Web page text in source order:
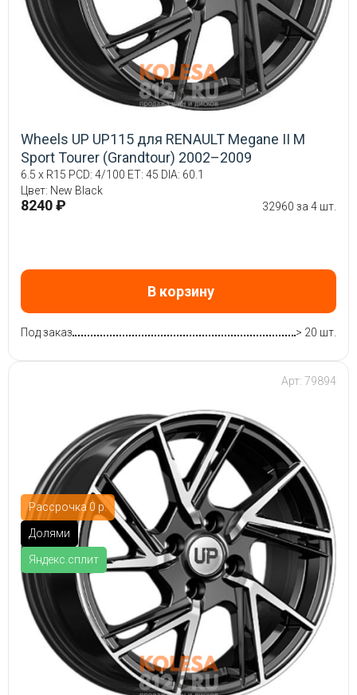
Wheels UP UP115 для RENAULT Megane II М
Sport Tourer (Grandtour) 2002–2009
6.5 x R15 PCD: 4/100 ET: 45 DIA: 60.1
Цвет: New Black
8240 ₽ 32960 за 4 шт.
В корзину
Под заказ > 20 шт.
Рассрочка 0 р.
Долями
Яндекс.сплит
Арт: 79894